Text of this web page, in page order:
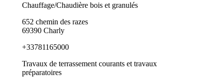
Chauffage/Chaudière bois et granulés
652 chemin des razes
69390 Charly
+33781165000
Travaux de terrassement courants et travaux
préparatoires